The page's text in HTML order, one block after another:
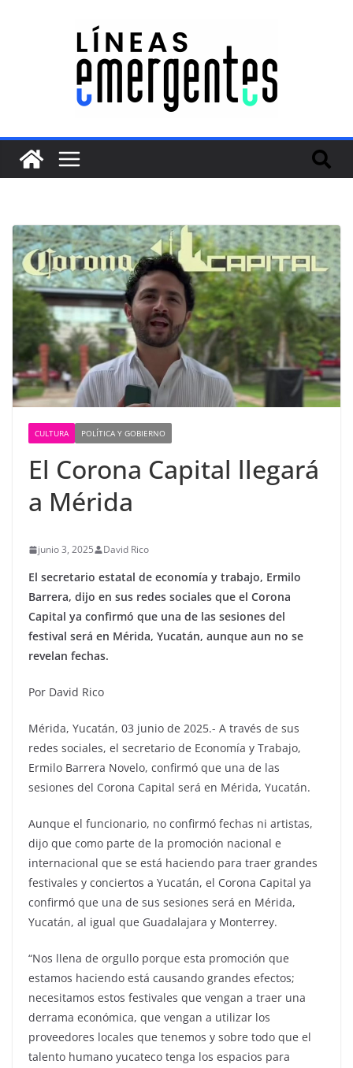
CULTURA POLÍTICA Y GOBIERNO
El Corona Capital llegará
a Mérida
junio 3, 2025 David Rico
El secretario estatal de economía y trabajo, Ermilo
Barrera, dijo en sus redes sociales que el Corona
Capital ya confirmó que una de las sesiones del
festival será en Mérida, Yucatán, aunque aun no se
revelan fechas.
Por David Rico
Mérida, Yucatán, 03 junio de 2025.- A través de sus
redes sociales, el secretario de Economía y Trabajo,
Ermilo Barrera Novelo, confirmó que una de las
sesiones del Corona Capital será en Mérida, Yucatán.
Aunque el funcionario, no confirmó fechas ni artistas,
dijo que como parte de la promoción nacional e
internacional que se está haciendo para traer grandes
festivales y conciertos a Yucatán, el Corona Capital ya
confirmó que una de sus sesiones será en Mérida,
Yucatán, al igual que Guadalajara y Monterrey.
“Nos llena de orgullo porque esta promoción que
estamos haciendo está causando grandes efectos;
necesitamos estos festivales que vengan a traer una
derrama económica, que vengan a utilizar los
proveedores locales que tenemos y sobre todo que el
talento humano yucateco tenga los espacios para